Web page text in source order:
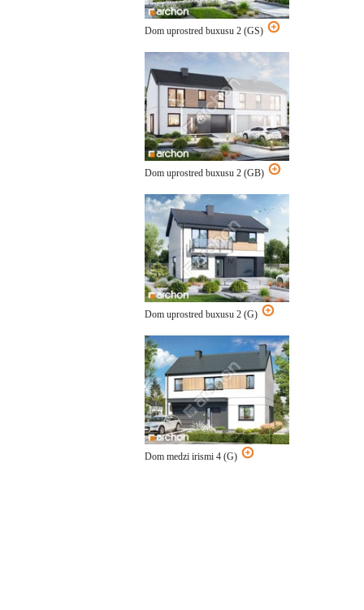
Dom uprostred buxusu 2 (GS)
Dom uprostred buxusu 2 (GB)
Dom uprostred buxusu 2 (G)
Dom medzi irismi 4 (G)